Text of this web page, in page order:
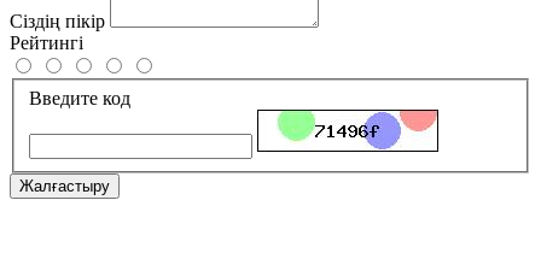
Сіздің пікір
Рейтингі
Введите код
Жалғастыру